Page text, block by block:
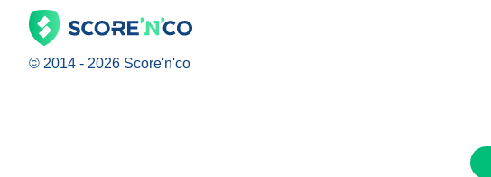
© 2014 - 2026 Score'n'co